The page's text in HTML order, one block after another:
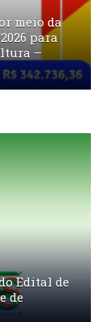
meio da
para
–
Edital de
de